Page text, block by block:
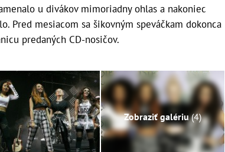
u divákov mimoriadny ohlas a nakoniec
Pred mesiacom sa šikovným speváčkam dokonca
predaných CD-nosičov.
Zobraziť galériu(4)